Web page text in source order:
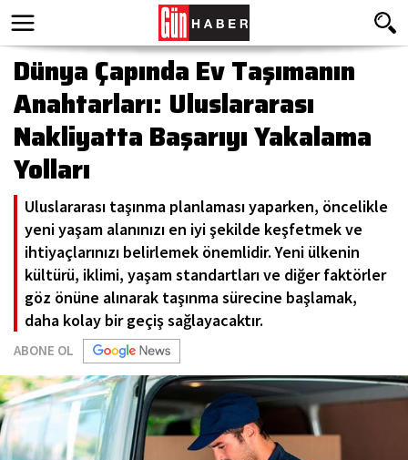
Dünya Çapında Ev Taşımanın
Anahtarları: Uluslararası
Nakliyatta Başarıyı Yakalama
Yolları
Uluslararası taşınma planlaması yaparken, öncelikle
yeni yaşam alanınızı en iyi şekilde keşfetmek ve
ihtiyaçlarınızı belirlemek önemlidir. Yeni ülkenin
kültürü, iklimi, yaşam standartları ve diğer faktörler
göz önüne alınarak taşınma sürecine başlamak,
daha kolay bir geçiş sağlayacaktır.
ABONE OL